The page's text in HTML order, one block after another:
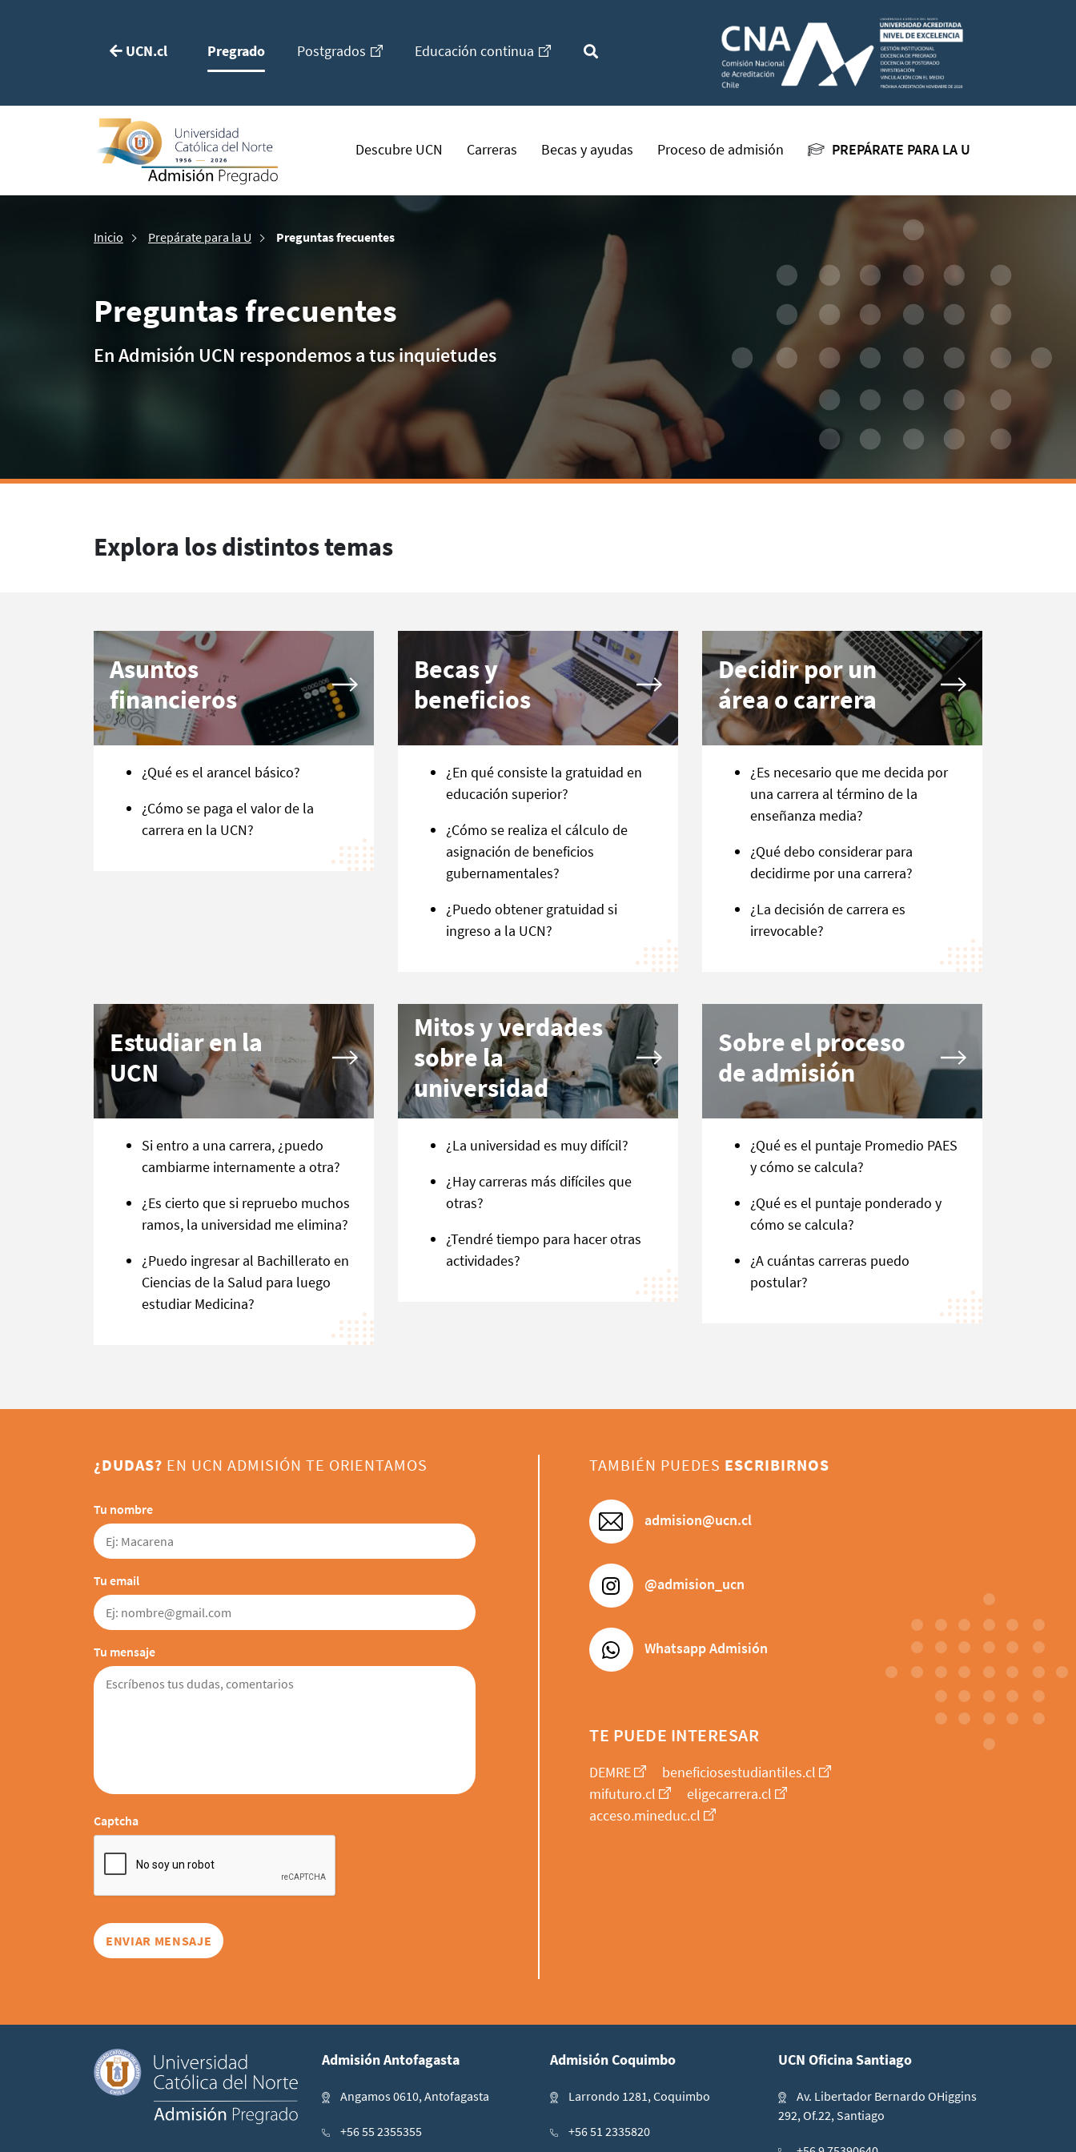
UCN.cl Pregrado Postgrados Educación continua
Descubre UCN Carreras Becas y ayudas Proceso de admisión PREPÁRATE PARA LA U
Inicio Prepárate para la U Preguntas frecuentes
Preguntas frecuentes
En Admisión UCN respondemos a tus inquietudes
Explora los distintos temas
Asuntos
financieros
¿Qué es el arancel básico?
¿Cómo se paga el valor de la
carrera en la UCN?
Becas y
beneficios
¿En qué consiste la gratuidad en
educación superior?
¿Cómo se realiza el cálculo de
asignación de beneficios
gubernamentales?
¿Puedo obtener gratuidad si
ingreso a la UCN?
Decidir por un
área o carrera
¿Es necesario que me decida por
una carrera al término de la
enseñanza media?
¿Qué debo considerar para
decidirme por una carrera?
¿La decisión de carrera es
irrevocable?
Estudiar en la
UCN
Si entro a una carrera, ¿puedo
cambiarme internamente a otra?
¿Es cierto que si repruebo muchos
ramos, la universidad me elimina?
¿Puedo ingresar al Bachillerato en
Ciencias de la Salud para luego
estudiar Medicina?
Mitos y verdades
sobre la
universidad
¿La universidad es muy difícil?
¿Hay carreras más difíciles que
otras?
¿Tendré tiempo para hacer otras
actividades?
Sobre el proceso
de admisión
¿Qué es el puntaje Promedio PAES
y cómo se calcula?
¿Qué es el puntaje ponderado y
cómo se calcula?
¿A cuántas carreras puedo
postular?
¿DUDAS? EN UCN ADMISIÓN TE ORIENTAMOS
Tu nombre
Tu email
Tu mensaje
Captcha
TAMBIÉN PUEDES ESCRIBIRNOS
admision@ucn.cl
@admision_ucn
Whatsapp Admisión
TE PUEDE INTERESAR
DEMRE
beneficiosestudiantiles.cl
mifuturo.cl
eligecarrera.cl
acceso.mineduc.cl
Admisión Antofagasta
Angamos 0610, Antofagasta
+56 55 2355355
Admisión Coquimbo
Larrondo 1281, Coquimbo
+56 51 2335820
UCN Oficina Santiago
Av. Libertador Bernardo OHiggins
292, Of.22, Santiago